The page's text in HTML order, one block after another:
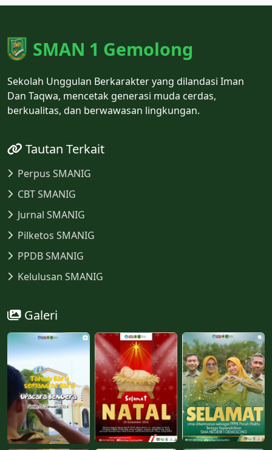
SMAN 1 Gemolong
Sekolah Unggulan Berkarakter yang dilandasi Iman
Dan Taqwa, mencetak generasi muda cerdas,
berkualitas, dan berwawasan lingkungan.
Tautan Terkait
Perpus SMANIG
CBT SMANIG
Jurnal SMANIG
Pilketos SMANIG
PPDB SMANIG
Kelulusan SMANIG
Galeri